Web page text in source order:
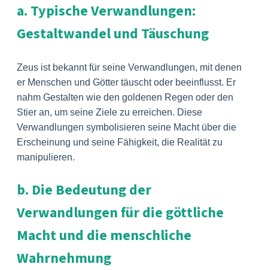
a. Typische Verwandlungen:
Gestaltwandel und Täuschung
Zeus ist bekannt für seine Verwandlungen, mit denen
er Menschen und Götter täuscht oder beeinflusst. Er
nahm Gestalten wie den goldenen Regen oder den
Stier an, um seine Ziele zu erreichen. Diese
Verwandlungen symbolisieren seine Macht über die
Erscheinung und seine Fähigkeit, die Realität zu
manipulieren.
b. Die Bedeutung der
Verwandlungen für die göttliche
Macht und die menschliche
Wahrnehmung